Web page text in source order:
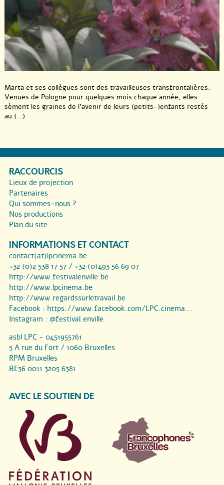
Marta et ses collègues sont des travailleuses transfrontalières.
Venues de Pologne pour quelques mois chaque année, elles
sèment les graines de l’avenir de leurs (petits-)enfants restés
au (...)
RACCOURCIS
Lieux de projection
Partenaires
Qui sommes-nous ?
Nos productions
Plan du site
INFORMATIONS ET CONTACT
contact(at)lpcinema.be
+32 (0)2 538 17 57 / +32 (0)493 56 69 07
http://www.festivalenville.be
http://www.lpcinema.be
http://www.regardssurletravail.be
Facebook : https://www.facebook.com/LPC.cinema...
Instagram : @festival.enville
asbl LPC - 0451955761
5 A rue du Fort / 1060 Bruxelles
RPM Bruxelles
BE36 0011 3205 6381
AVEC LE SOUTIEN DE